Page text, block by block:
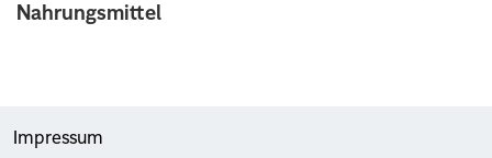
Nahrungsmittel
Impressum